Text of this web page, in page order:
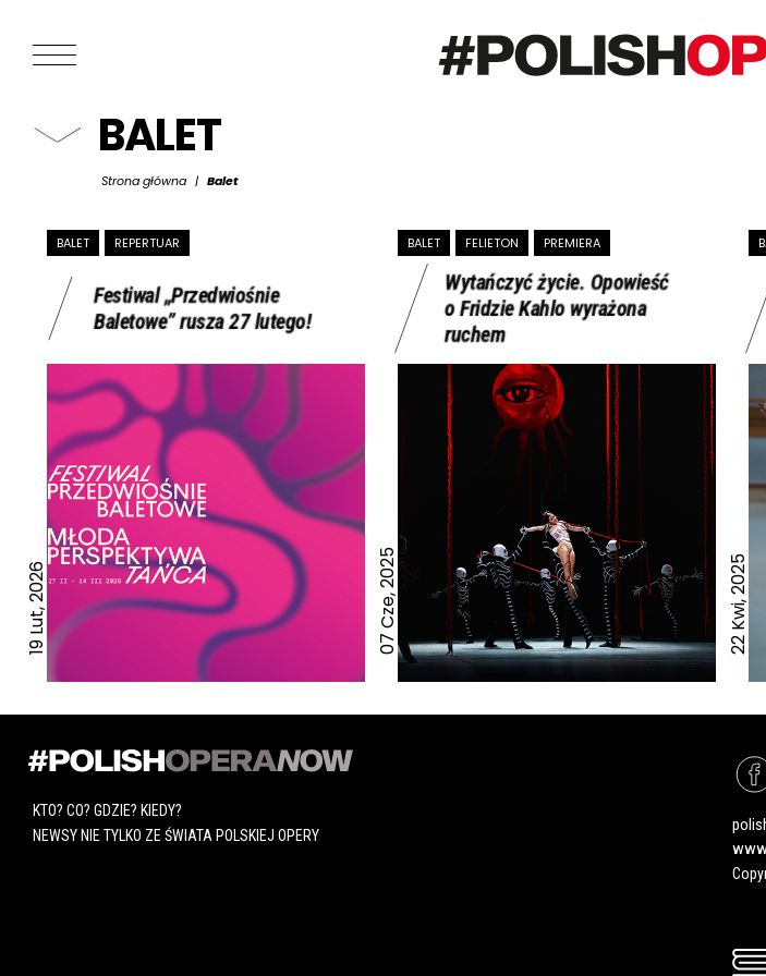
BALET
Strona główna | Balet
BALET REPERTUAR
Festiwal „Przedwiośnie
Baletowe” rusza 27 lutego!
19 Lut, 2026
BALET FELIETON PREMIERA
Wytańczyć życie. Opowieść
o Fridzie Kahlo wyrażona
ruchem
07 Cze, 2025 22 Kwi, 2025
KTO? CO? GDZIE? KIEDY?
NEWSY NIE TYLKO ZE ŚWIATA POLSKIEJ OPERY